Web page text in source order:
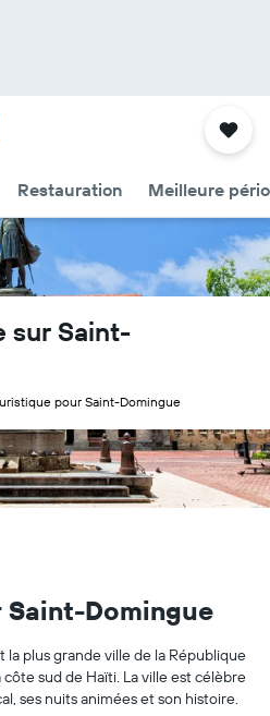
Restauration Meilleure
sur Saint-
pour Saint-Domingue
Domingue
plus grande ville de la République
sud de Haïti. La ville est célèbre
ses nuits animées et son histoire.